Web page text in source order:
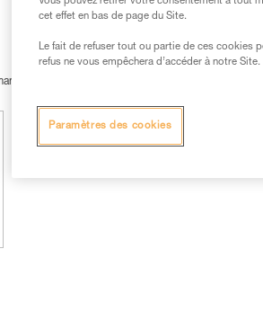
et information produits
cet effet en bas de page du Site.
Le fait de refuser tout ou partie de ces cookies
refus ne vous empêchera d’accéder à notre Site.
Paramètres des cookies